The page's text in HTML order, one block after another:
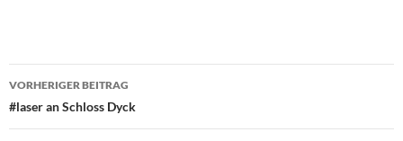
Beitragsnavigation
VORHERIGER BEITRAG
#laser an Schloss Dyck